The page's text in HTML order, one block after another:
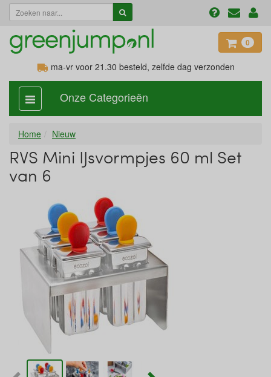
0
ma-vr voor 21.30 besteld, zelfde dag verzonden
categorie
aan,
Onze Categorieën
Home Nieuw
RVS Mini IJsvormpjes 60 ml Set
van 6